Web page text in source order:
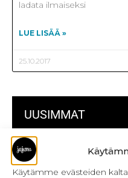
Käytämme evästeiden
UUSIMMAT
Kulmikas pussukka kaava
Bokserikuminauhan ompelu
ladata ilmaiseksi
LUE LISÄÄ »
25.10.2017